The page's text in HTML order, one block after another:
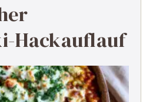
Hackauflauf